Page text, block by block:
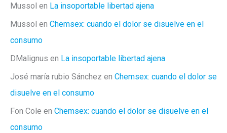
Mussol en La insoportable libertad ajena
Mussol en Chemsex: cuando el dolor se disuelve en el
consumo
DMalignus en La insoportable libertad ajena
José maría rubio Sánchez en Chemsex: cuando el dolor se
disuelve en el consumo
Fon Cole en Chemsex: cuando el dolor se disuelve en el
consumo